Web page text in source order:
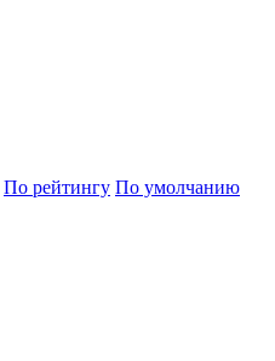
По рейтингу По умолчанию